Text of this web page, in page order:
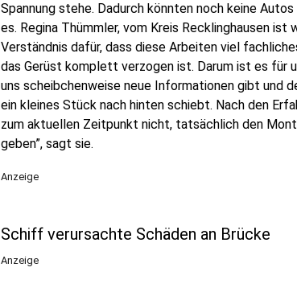
Spannung stehe. Dadurch könnten noch keine
es. Regina Thümmler, vom Kreis Recklinghausen ist
Verständnis dafür, dass diese Arbeiten viel
das Gerüst komplett verzogen ist. Darum ist es für
uns scheibchenweise neue Informationen gibt und
ein kleines Stück nach hinten schiebt. Nach den
zum aktuellen Zeitpunkt nicht, tatsächlich den
geben”, sagt sie.
Anzeige
Schiff verursachte Schäden an Brücke
Anzeige